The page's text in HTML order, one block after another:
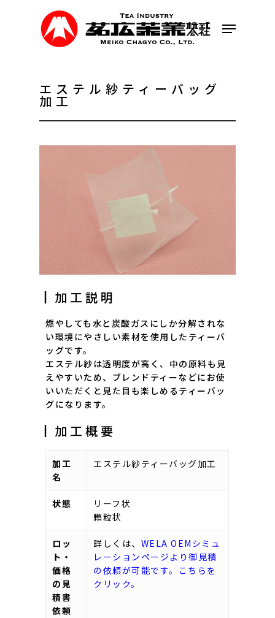
Menu
エステル紗ティーバッグ
加工
┃加工説明
燃やしても水と炭酸ガスにしか分解されな
い環境にやさしい素材を使用したティーバ
ッグです。
エステル紗は透明度が高く、中の原料も見
えやすいため、ブレンドティーなどにお使
いいただくと見た目も楽しめるティーバッ
グになります。
┃加工概要
加工
名
エステル紗ティーバッグ加工
状態
リーフ状
顆粒状
ロッ
ト・
価格
の見
積書
依頼
詳しくは、 WELA OEMシミュ
レーションページより御見積
の依頼が可能です。こちらを
クリック。